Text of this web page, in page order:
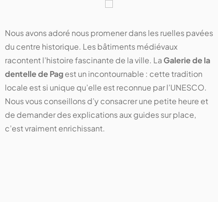
Nous avons adoré nous promener dans les ruelles pavées
du centre historique. Les bâtiments médiévaux
racontent l’histoire fascinante de la ville. La Galerie de la
dentelle de Pagest un incontournable : cette tradition
locale est si unique qu’elle est reconnue par l’UNESCO.
Nous vous conseillons d’y consacrer une petite heure et
de demander des explications aux guides sur place,
c’est vraiment enrichissant.